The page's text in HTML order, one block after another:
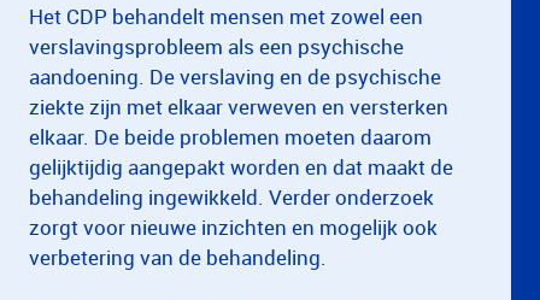
Het CDP behandelt mensen met zowel een
verslavingsprobleem als een psychische
aandoening. De verslaving en de psychische
ziekte zijn met elkaar verweven en versterken
elkaar. De beide problemen moeten daarom
gelijktijdig aangepakt worden en dat maakt de
behandeling ingewikkeld. Verder onderzoek
zorgt voor nieuwe inzichten en mogelijk ook
verbetering van de behandeling.